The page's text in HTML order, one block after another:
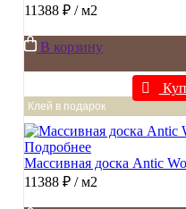
11388 ₽ / м2
В корзину
Клей в подарок
Подробнее
Массивная доска Antic
11388 ₽ / м2